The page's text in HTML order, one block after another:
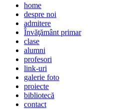
home
despre noi
admitere
Învăţământ primar
clase
alumni
profesori
link-uri
galerie foto
proiecte
bibliotecă
contact